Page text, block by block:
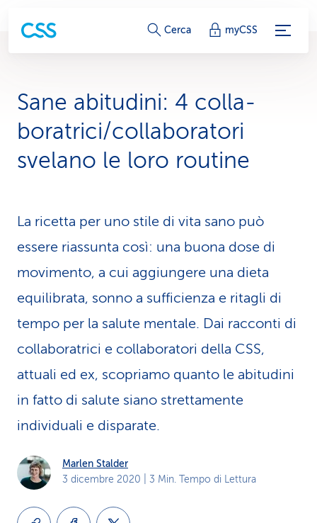
c
l
e
g
m
e
n
i
d
i
s
r
Cerca myCSS
Sane abitudini: 4 colla­
bora­trici/collaboratori
svelano le loro routine
La ricetta per uno stile di vita sano può
essere riassunta così: una buona dose di
movimento, a cui aggiungere una dieta
equilibrata, sonno a sufficienza e ritagli di
tempo per la salute mentale. Dai racconti di
collaboratrici e collaboratori della CSS,
attuali ed ex, scopriamo quanto le abitudini
in fatto di salute siano strettamente
individuali e disparate.
Marlen Stalder
3 dicembre 2020 | 3 Min. Tempo di Lettura